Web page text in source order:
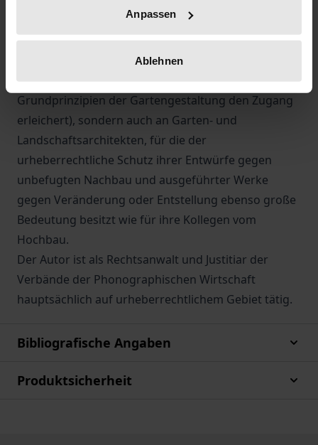
Anpassen
Ablehnen
urheberrechtliche Schutzfähigkeit untersucht
werden können.
Die Monographie wendet sich nicht nur an
Urheberrechtler (denen eine kurze Einführung in die
Grundprinzipien der Gartengestaltung den Zugang
erleichert), sondern auch an Garten- und
Landschaftsarchitekten, für die der
urheberrechtliche Schutz ihrer Entwürfe gegen
unbefugten Nachbau und ausgeführter Werke
gegen Veränderung oder Entstellung ebenso große
Bedeutung besitzt wie für ihre Kollegen vom
Hochbau.
Der Autor ist als Rechtsanwalt und Justitiar der
Verbände der Phonographischen Wirtschaft
hauptsächlich auf urheberrechtlichem Gebiet tätig.
Bibliografische Angaben
Produktsicherheit